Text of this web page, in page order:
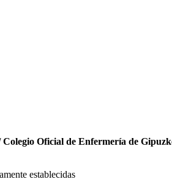
Oficial de Enfermería de
establecidas